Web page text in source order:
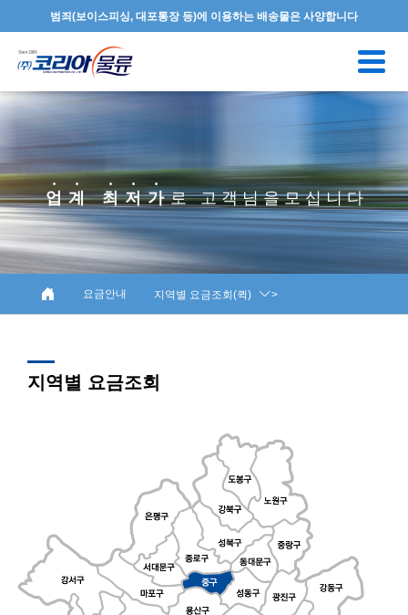
범죄(보이스피싱, 대포통장 등)에 이용하는 배송물은 사양합니다
Toggle
업 계 최 저 가로 고 객 님 을 모 십 니 다
요금안내 지역별 요금조회(퀵) >
지역별 요금조회